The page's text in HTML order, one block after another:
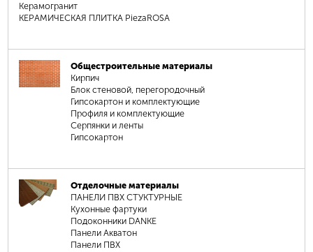
Керамогранит
КЕРАМИЧЕСКАЯ ПЛИТКА PiezaROSA
Общестроительные материалы
Кирпич
Блок стеновой, перегородочный
Гипсокартон и комплектующие
Профиля и комплектующие
Серпянки и ленты
Гипсокартон
Отделочные материалы
ПАНЕЛИ ПВХ СТУКТУРНЫЕ
Кухонные фартуки
Подоконники DANKE
Панели Акватон
Панели ПВХ